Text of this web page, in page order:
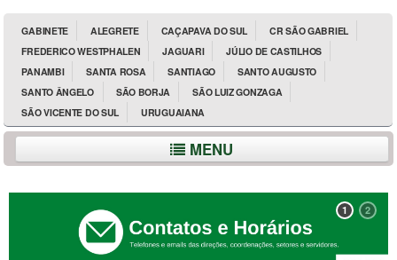
GABINETE ALEGRETE CAÇAPAVA DO SUL
CR SÃO GABRIEL
FREDERICO WESTPHALEN
JAGUARI
JÚLIO DE CASTILHOS
PANAMBI
SANTA ROSA SANTIAGO
SANTO AUGUSTO
SANTO ÂNGELO
SÃO BORJA
SÃO LUIZ GONZAGA
SÃO VICENTE DO SUL
URUGUAIANA
MENU
1 2